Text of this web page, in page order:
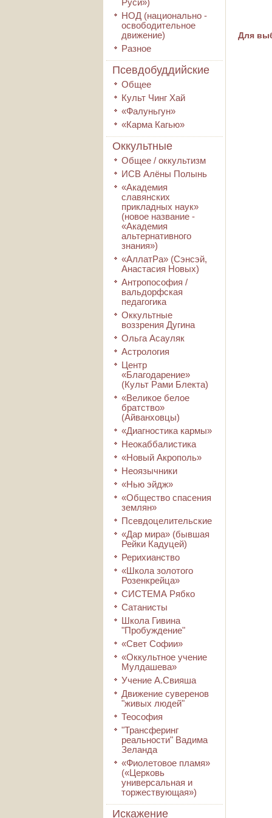
Руси»)
НОД (национально -
освободительное
движение)
Разное
Псевдобуддийские
Общее
Культ Чинг Хай
«Фалуньгун»
«Карма Кагью»
Оккультные
Общее / оккультизм
ИСВ Алёны Полынь
«Академия
славянских
прикладных наук»
(новое название -
«Академия
альтернативного
знания»)
«АллатРа» (Сэнсэй,
Анастасия Новых)
Антропософия /
вальдорфская
педагогика
Оккультные
воззрения Дугина
Ольга Асауляк
Астрология
Центр
«Благодарение»
(Культ Рами Блекта)
«Великое белое
братство»
(Айванховцы)
«Диагностика кармы»
Неокаббалистика
«Новый Акрополь»
Неоязычники
«Нью эйдж»
«Общество спасения
землян»
Псевдоцелительские
«Дар мира» (бывшая
Рейки Кадуцей)
Рерихианство
«Школа золотого
Розенкрейца»
СИСТЕМА Рябко
Сатанисты
Школа Гивина
"Пробуждение"
«Свет Софии»
«Оккультное учение
Мулдашева»
Учение А.Свияша
Движение суверенов
"живых людей"
Теософия
"Трансферинг
реальности" Вадима
Зеланда
«Фиолетовое пламя»
(«Церковь
универсальная и
торжествующая»)
Искажение
Для